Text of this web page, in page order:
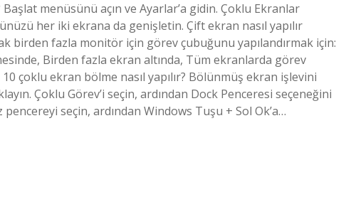
menüsünü açın ve Ayarlar’a gidin. Çoklu Ekranlar
her iki ekrana da genişletin. Çift ekran nasıl yapılır
birden fazla monitör için görev çubuğunu yapılandırmak için:
Birden fazla ekran altında, Tüm ekranlarda görev
çoklu ekran bölme nasıl yapılır? Bölünmüş ekran işlevini
Çoklu Görev’i seçin, ardından Dock Penceresi seçeneğini
seçin, ardından Windows Tuşu + Sol Ok’a…